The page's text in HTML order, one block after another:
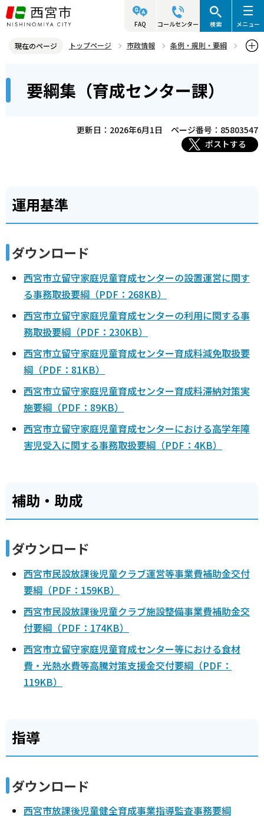
こ
の
ジ
先
FAQ コールセンター 検索 メニュー
現在のページ トップページ 市政情報
条例・規則・要綱
こ
要綱集（育成センター課）
更新日：2026年6月1日
ページ番号：85803547
ポストする
運用基準
ダウンロード
西宮市立留守家庭児童育成センターの設置運営に関す
る事務取扱要綱（PDF：268KB）
西宮市立留守家庭児童育成センターの利用に関する事
務取扱要綱（PDF：230KB）
西宮市立留守家庭児童育成センター育成料減免取扱要
綱（PDF：81KB）
西宮市立留守家庭児童育成センター育成料滞納対策実
施要綱（PDF：89KB）
西宮市立留守家庭児童育成センターにおける高学年障
害児受入に関する事務取扱要綱（PDF：4KB）
補助・助成
ダウンロード
西宮市民設放課後児童クラブ運営等事業費補助金交付
要綱（PDF：159KB）
西宮市民設放課後児童クラブ施設整備事業費補助金交
付要綱（PDF：174KB）
西宮市立留守家庭児童育成センター等における食材
費・光熱水費等高騰対策支援金交付要綱（PDF：
119KB）
指導
ダウンロード
西宮市放課後児童健全育成事業指導監査事務要綱